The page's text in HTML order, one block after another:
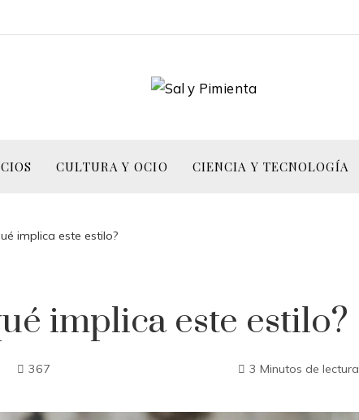
CULTURA Y OCIO CIENCIA Y TECNOLOGÍA
implica este estilo?
implica este estilo?
367 3 Minutos de lectura